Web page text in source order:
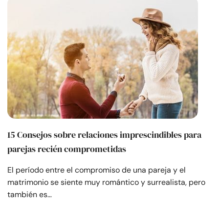
15 Consejos sobre relaciones imprescindibles para
parejas recién comprometidas
El período entre el compromiso de una pareja y el
matrimonio se siente muy romántico y surrealista, pero
también es…